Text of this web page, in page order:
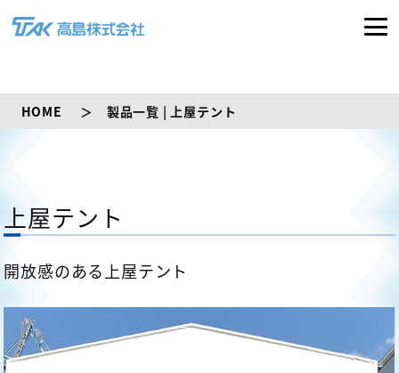
HOME 製品一覧 | 上屋テント
上屋テント
開放感のある上屋テント